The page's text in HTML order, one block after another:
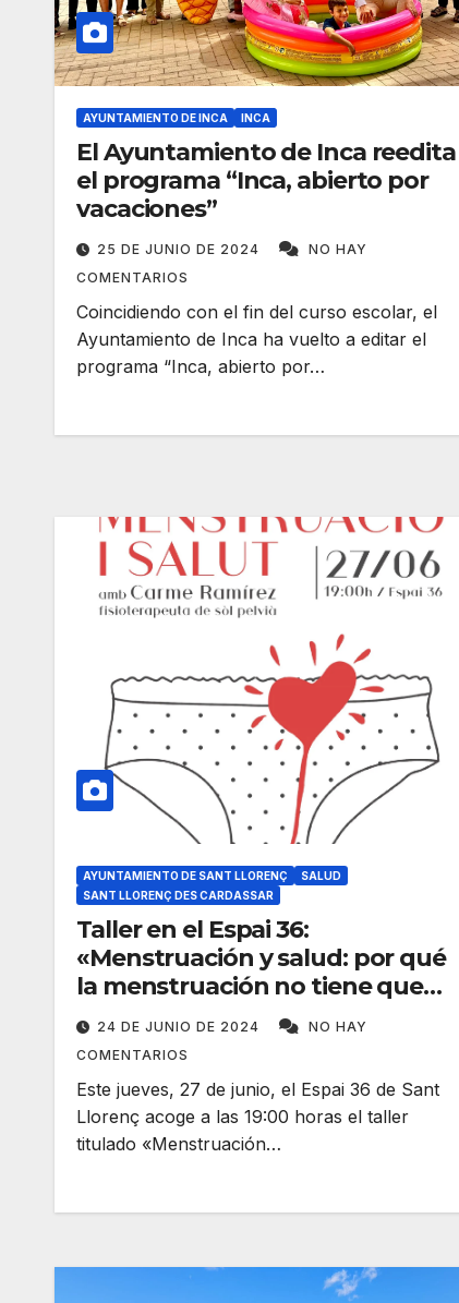
AYUNTAMIENTO DE INCA INCA
El Ayuntamiento de Inca reedita
el programa “Inca, abierto por
vacaciones”
25 DE JUNIO DE 2024
NO HAY
COMENTARIOS
Coincidiendo con el fin del curso escolar, el
Ayuntamiento de Inca ha vuelto a editar el
programa “Inca, abierto por…
AYUNTAMIENTO DE SANT LLORENÇ
SALUD
SANT LLORENÇ DES CARDASSAR
Taller en el Espai 36:
«Menstruación y salud: por qué
la menstruación no tiene que
hacer daño»
24 DE JUNIO DE 2024
NO HAY
COMENTARIOS
Este jueves, 27 de junio, el Espai 36 de Sant
Llorenç acoge a las 19:00 horas el taller
titulado «Menstruación…